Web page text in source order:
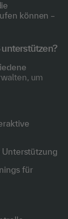
können –
um
Unterstützung
für